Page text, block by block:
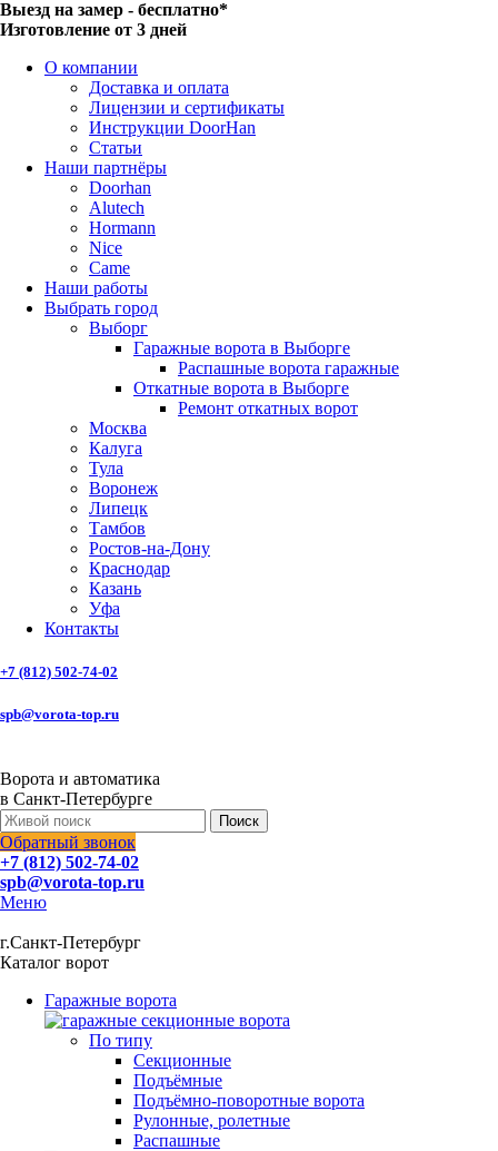
Выезд на замер - бесплатно*
Изготовление от 3 дней
О компании
Доставка и оплата
Лицензии и сертификаты
Инструкции DoorHan
Статьи
Наши партнёры
Doorhan
Alutech
Hormann
Nice
Came
Наши работы
Выбрать город
Выборг
Гаражные ворота в Выборге
Распашные ворота гаражные
Откатные ворота в Выборге
Ремонт откатных ворот
Москва
Калуга
Тула
Воронеж
Липецк
Тамбов
Ростов-на-Дону
Краснодар
Казань
Уфа
Контакты
+7 (812) 502-74-02
spb@vorota-top.ru
Ворота и автоматика
в Санкт-Петербурге
Поиск
Обратный звонок
+7 (812) 502-74-02
spb@vorota-top.ru
Меню
г.Санкт-Петербург
Каталог ворот
Гаражные ворота
По типу
Секционные
Подъёмные
Подъёмно-поворотные ворота
Рулонные, ролетные
Распашные